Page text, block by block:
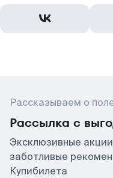
Рассказываем о
Рассылка с
Эксклюзивные
заботливые
Купибилета